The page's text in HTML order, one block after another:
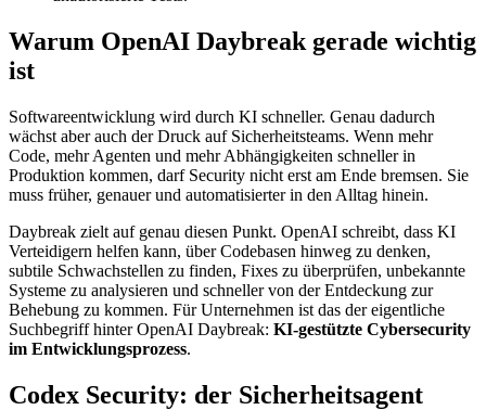
Warum OpenAI Daybreak gerade wichtig
ist
Softwareentwicklung wird durch KI schneller. Genau dadurch
wächst aber auch der Druck auf Sicherheitsteams. Wenn mehr
Code, mehr Agenten und mehr Abhängigkeiten schneller in
Produktion kommen, darf Security nicht erst am Ende bremsen. Sie
muss früher, genauer und automatisierter in den Alltag hinein.
Daybreak zielt auf genau diesen Punkt. OpenAI schreibt, dass KI
Verteidigern helfen kann, über Codebasen hinweg zu denken,
subtile Schwachstellen zu finden, Fixes zu überprüfen, unbekannte
Systeme zu analysieren und schneller von der Entdeckung zur
Behebung zu kommen. Für Unternehmen ist das der eigentliche
Suchbegriff hinter OpenAI Daybreak: KI-gestützte Cybersecurity
im Entwicklungsprozess.
Codex Security: der Sicherheitsagent